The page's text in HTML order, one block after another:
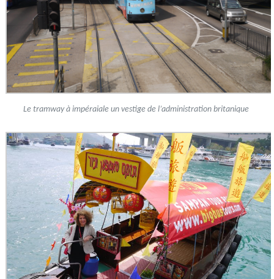
Le tramway à impéraiale un vestige de l’administration britanique